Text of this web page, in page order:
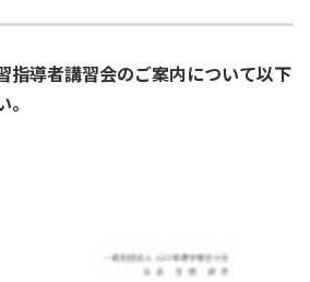
導者講習会のご案内について以下